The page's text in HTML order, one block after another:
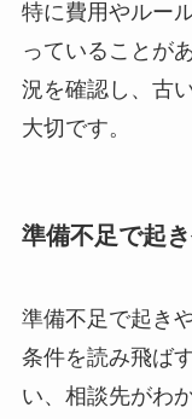
特に費用やルー
っていることが
況を確認し、古
大切です。
準備不足で起
準備不足で起き
条件を読み飛ば
い、相談先がわ